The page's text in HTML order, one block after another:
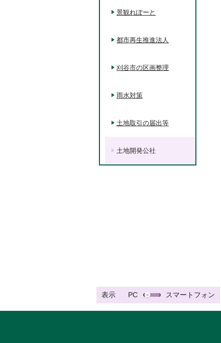
景観れぽーと
都市再生推進法人
刈谷市の区画整理
雨水対策
土地取引の届出等
土地開発公社
表示 PC スマートフォン